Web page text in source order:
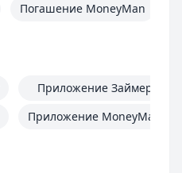
Погашение MoneyMan
Приложение Займер
Приложение MoneyMan